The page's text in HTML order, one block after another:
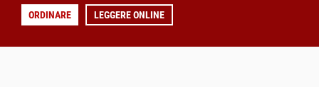
ORDINARE LEGGERE ONLINE